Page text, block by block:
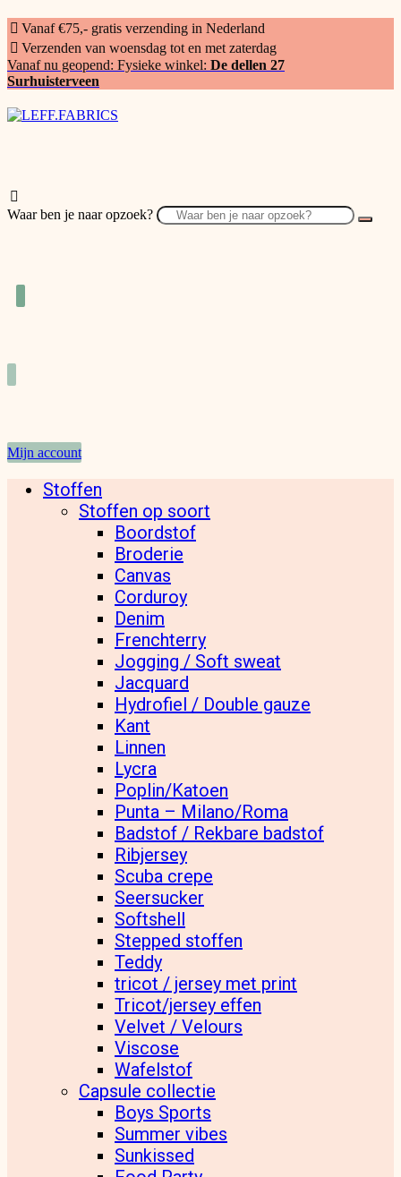
Vanaf €75,- gratis verzending in Nederland
Verzenden van woensdag tot en met zaterdag
Vanaf nu geopend: Fysieke winkel: De dellen 27
Surhuisterveen
Waar ben je naar opzoek?
Mijn account
Stoffen
Stoffen op soort
Boordstof
Broderie
Canvas
Corduroy
Denim
Frenchterry
Jogging / Soft sweat
Jacquard
Hydrofiel / Double gauze
Kant
Linnen
Lycra
Poplin/Katoen
Punta – Milano/Roma
Badstof / Rekbare badstof
Ribjersey
Scuba crepe
Seersucker
Softshell
Stepped stoffen
Teddy
tricot / jersey met print
Tricot/jersey effen
Velvet / Velours
Viscose
Wafelstof
Capsule collectie
Boys Sports
Summer vibes
Sunkissed